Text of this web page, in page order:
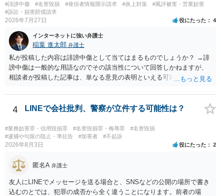
断されます。広告収益があることは「商業的目的」を強く示す要素で
すが、それだけで直ちに侵害となるわけではありません。完全無償・
非営利であれば「表現の自由」「創作物」としての側面が強く評価さ
れる可能性があります。一方、広告収益がある場合は「商業利用」と
しての色彩が強まり、リスクが高まる可能性があります。 公開前に変
更・確認しておく事項については、公開の場でアドバイスするにも限
界があるかと思うので、資料等を持参の上、弁護士に相談されること
も一つかと存じます。
#誹謗中傷 #名誉毀損 #発信者情報開示請求 #炎上対策
#風評被害・営業妨害
#訴訟・損害賠償請求
2026年7月27日 役にたった 4
インターネットに強い弁護士
稲葉 進太郎 弁護士
私が投稿した内容は誹謗中傷として当てはまるものでしょうか？ →誹
謗中傷は一般的な用語なのでその該当性について回答しかねますが、
相談者が投稿した記事は、単なる意見の表明といえる可能性が高く、
て、開示請求が認められたり、民事裁判や刑事裁判に発展しうるもの
でしょうか？ →権利侵害や、名誉毀損・侮辱に該当する可能性が低い
ため、民事裁判や刑事裁判に発展することはあまり考えられないよう
に思われます。
4 LINEで会社批判、警察が立件する可能性は？
#業務妨害罪・信用毀損罪 #名誉毀損罪・侮辱罪
#名誉毀損
#逮捕や勾留の阻止・準抗告
#加害者 #不起訴
2026年8月3日 役にたった 2
匿名A 弁護士
友人にLINEでメッセージを送る場合と、SNSなどの公開の場所で書き
込むのとでは、犯罪の成否から全く違うことになります。前者の場